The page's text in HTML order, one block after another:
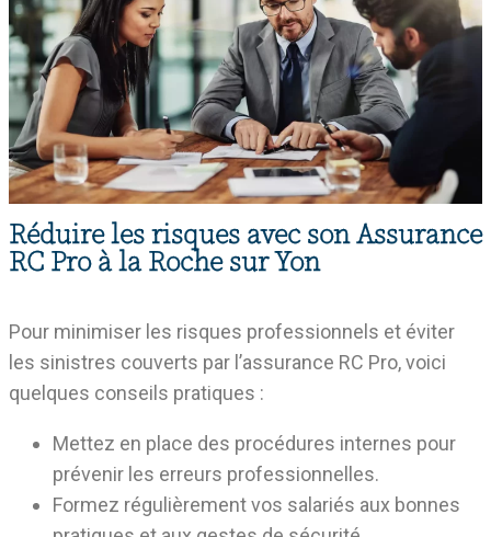
Réduire les risques avec son Assurance
RC Pro à la Roche sur Yon
Pour minimiser les risques professionnels et éviter
les sinistres couverts par l’assurance RC Pro, voici
quelques conseils pratiques :
Mettez en place des procédures internes pour
prévenir les erreurs professionnelles.
Formez régulièrement vos salariés aux bonnes